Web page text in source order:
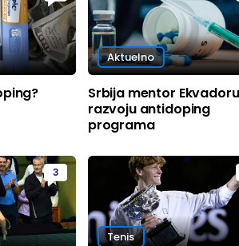
Aktuelno
Srbija mentor
razvoju antidoping
programa
3
Tenis